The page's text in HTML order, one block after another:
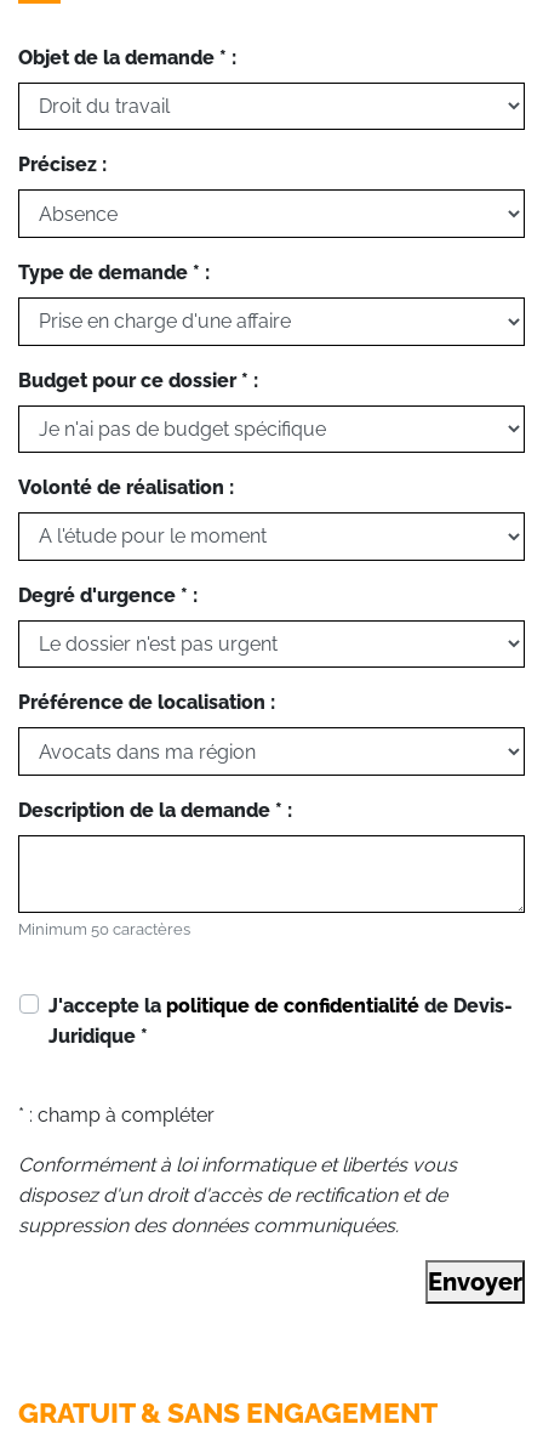
Objet de la demande * :
Précisez :
Type de demande * :
Budget pour ce dossier * :
Volonté de réalisation :
Degré d'urgence * :
Préférence de localisation :
Description de la demande * :
Minimum 50 caractères
J'accepte la politique de confidentialité de Devis-
Juridique *
* : champ à compléter
Conformément à loi informatique et libertés vous
disposez d'un droit d'accès de rectification et de
suppression des données communiquées.
Envoyer
GRATUIT & SANS ENGAGEMENT